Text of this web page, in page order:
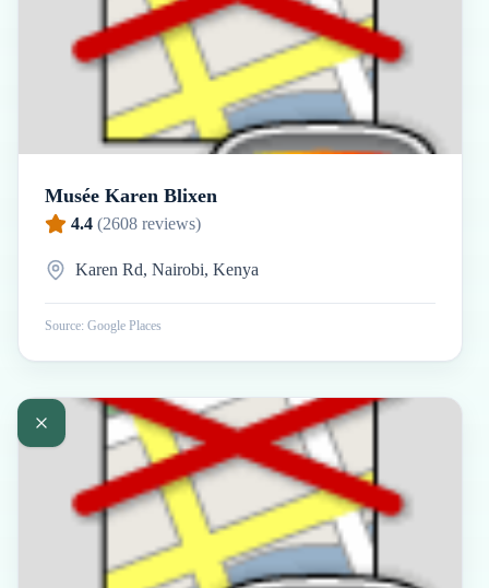
Musée Karen Blixen
4.4 (2608 reviews)
Karen Rd, Nairobi, Kenya
Source: Google Places